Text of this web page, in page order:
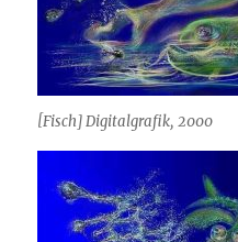
[Fisch] Digitalgrafik, 2000